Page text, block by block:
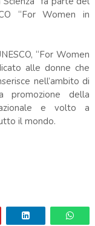
“For Women in
“For Women
alle donne che
nell’ambito di
promozione della
e volto a
il mondo.